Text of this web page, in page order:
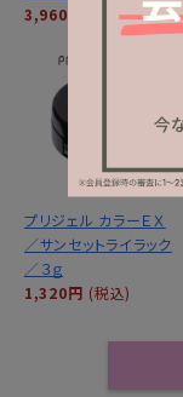
3,960円
(税込)
プリジェル カラーＥＸ
／サンセットライラック
／３ｇ
1,320円 (税込)